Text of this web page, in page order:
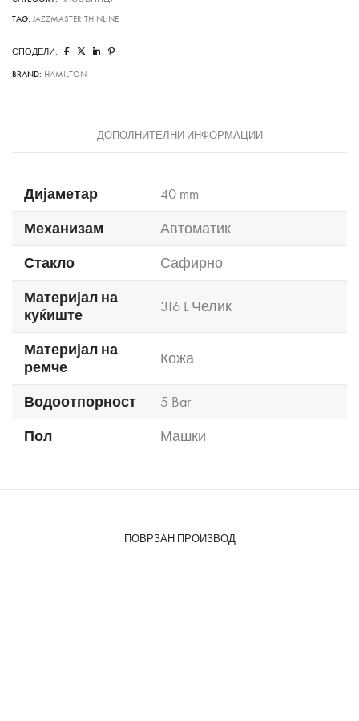
TAG:JAZZMASTER THINLINE
СПОДЕЛИ:
BRAND: HAMILTON
ДОПОЛНИТЕЛНИ ИНФОРМАЦИИ
Дијаметар
40 mm
Механизам
Автоматик
Стакло
Сафирно
Материјал на
куќиште
316 L Челик
Материјал на
ремче
Кожа
Водоотпорност
5 Bar
Пол
Машки
ПОВРЗАН ПРОИЗВОД